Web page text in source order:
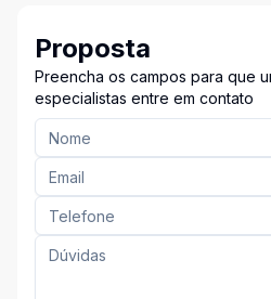
Proposta
Preencha os campos para que
especialistas entre em contato